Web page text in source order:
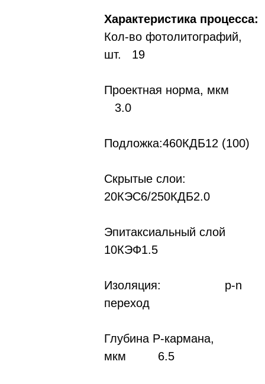
Характеристика процесса:
Кол-во фотолитографий,
шт. 19
Проектная норма, мкм
3.0
Подложка:460КДБ12 (100)
Скрытые слои:
20КЭС6/250КДБ2.0
Эпитаксиальный слой
10КЭФ1.5
Изоляция: p-n
переход
Глубина P-кармана,
мкм 6.5